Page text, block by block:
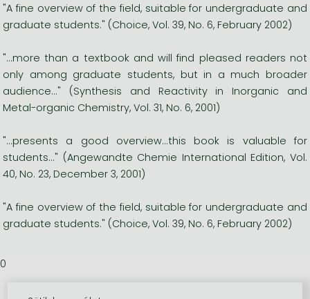
"A fine overview of the field, suitable for undergraduate and
graduate students." (Choice, Vol. 39, No. 6, February 2002)
"...more than a textbook and will find pleased readers not
only among graduate students, but in a much broader
audience..." (Synthesis and Reactivity in Inorganic and
Metal-organic Chemistry, Vol. 31, No. 6, 2001)
"...presents a good overview...this book is valuable for
students..." (Angewandte Chemie International Edition, Vol.
40, No. 23, December 3, 2001)
"A fine overview of the field, suitable for undergraduate and
graduate students." (Choice, Vol. 39, No. 6, February 2002)
0